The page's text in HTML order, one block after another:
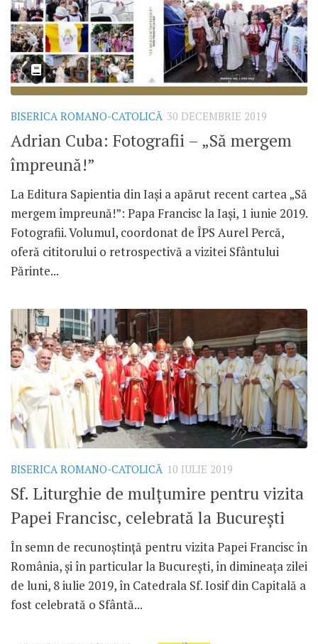
BISERICA ROMANO-CATOLICĂ 30 DECEMBRIE 2019
Adrian Cuba: Fotografii – „Să mergem
împreună!”
La Editura Sapientia din Iași a apărut recent cartea „Să
mergem împreună!”: Papa Francisc la Iași, 1 iunie 2019.
Fotografii. Volumul, coordonat de ÎPS Aurel Percă,
oferă cititorului o retrospectivă a vizitei Sfântului
Părinte...
BISERICA ROMANO-CATOLICĂ 10 IULIE 2019
Sf. Liturghie de mulțumire pentru vizita
Papei Francisc, celebrată la București
În semn de recunoștință pentru vizita Papei Francisc în
România, și în particular la București, în dimineața zilei
de luni, 8 iulie 2019, în Catedrala Sf. Iosif din Capitală a
fost celebrată o Sfântă...